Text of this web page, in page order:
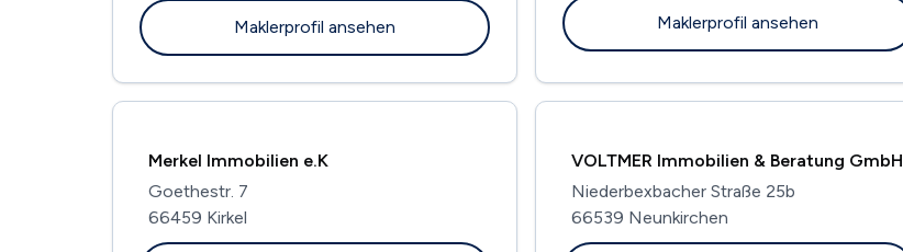
Maklerprofil ansehen
Maklerprofil ansehen
Merkel Immobilien e.K
Goethestr. 7
66459 Kirkel
VOLTMER Immobilien & Beratung GmbH
Niederbexbacher Straße 25b
66539 Neunkirchen